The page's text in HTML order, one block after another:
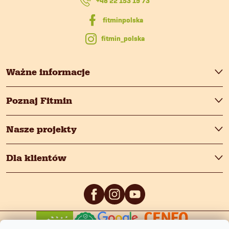
y
Ważne informacje
Poznaj Fitmin
Nasze projekty
Dla klientów
fitmin_polska